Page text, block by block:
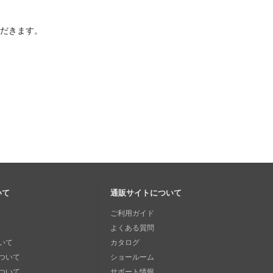
きます。
て
いて
通販サイトについて
ご利用ガイド
よくある質問
カタログ
ショールーム